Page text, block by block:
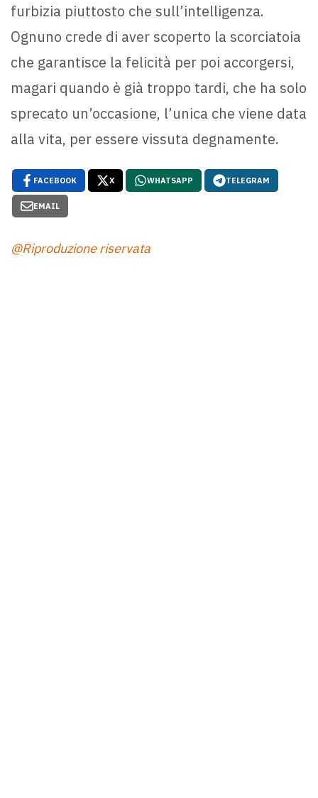
furbizia piuttosto che sull’intelligenza.
Ognuno crede di aver scoperto la scorciatoia
che garantisce la felicità per poi accorgersi,
magari quando è già troppo tardi, che ha solo
sprecato un’occasione, l’unica che viene data
alla vita, per essere vissuta degnamente.
FACEBOOK X WHATSAPP TELEGRAM
EMAIL
@Riproduzione riservata